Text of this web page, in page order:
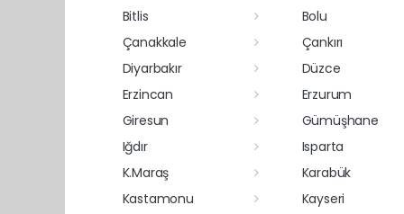
Bitlis
Bolu
Çanakkale
Çankırı
Diyarbakır
Düzce
Erzincan
Erzurum
Giresun
Gümüşhane
Iğdır
Isparta
K.Maraş
Karabük
Kastamonu
Kayseri